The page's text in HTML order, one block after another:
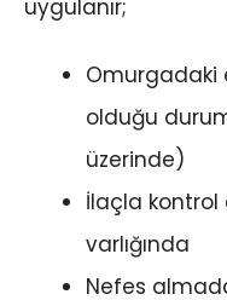
uygulanır;
Omurgadaki
olduğu
üzerinde)
İlaçla kontrol
varlığında
Nefes